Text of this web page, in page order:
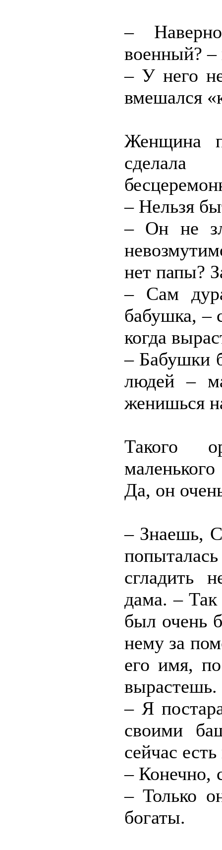
–
военный?
– У него
вмешался
Женщина
сделала
– Нельзя
– Он не
нет папы?
– Сам
бабушка, –
когда
– Бабушки
людей –
женишься
Такого
Да, он
– Знаешь,
сгладить
дама. – Так
был очень
нему за
его имя,
вырастешь.
– Я
своими
сейчас
– Конечно,
– Только
богаты.